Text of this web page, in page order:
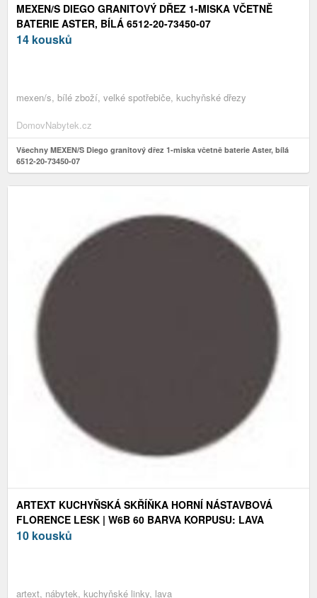
MEXEN/S DIEGO GRANITOVÝ DŘEZ 1-MISKA VČETNĚ
BATERIE ASTER, BÍLÁ 6512-20-73450-07
14 kousků
mexen/s, bílé zboží, velké spotřebiče, kuchyňské dřezy
DomovNabytek.cz
Všechny MEXEN/S Diego granitový dřez 1-miska včetně baterie Aster, bílá
6512-20-73450-07
ARTEXT KUCHYŇSKÁ SKŘÍŇKA HORNÍ NÁSTAVBOVÁ
FLORENCE LESK | W6B 60 BARVA KORPUSU: LAVA
10 kousků
artext, nábytek, kuchyňské linky, lava